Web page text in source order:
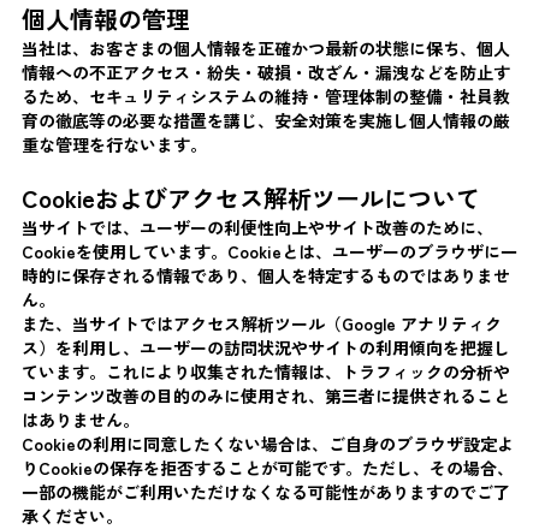
個人情報の管理
当社は、お客さまの個人情報を正確かつ最新の状態に保ち、個人
情報への不正アクセス・紛失・破損・改ざん・漏洩などを防止す
るため、セキュリティシステムの維持・管理体制の整備・社員教
育の徹底等の必要な措置を講じ、安全対策を実施し個人情報の厳
重な管理を行ないます。
Cookieおよびアクセス解析ツールについて
当サイトでは、ユーザーの利便性向上やサイト改善のために、
Cookieを使用しています。Cookieとは、ユーザーのブラウザに一
時的に保存される情報であり、個人を特定するものではありませ
ん。
また、当サイトではアクセス解析ツール（Google アナリティク
ス）を利用し、ユーザーの訪問状況やサイトの利用傾向を把握し
ています。これにより収集された情報は、トラフィックの分析や
コンテンツ改善の目的のみに使用され、第三者に提供されること
はありません。
Cookieの利用に同意したくない場合は、ご自身のブラウザ設定よ
りCookieの保存を拒否することが可能です。ただし、その場合、
一部の機能がご利用いただけなくなる可能性がありますのでご了
承ください。